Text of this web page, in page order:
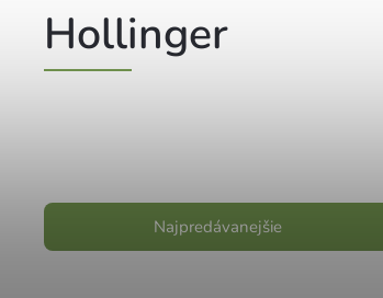
Hollinger
Najpredávanejšie